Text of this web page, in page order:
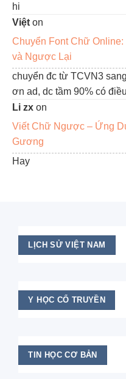
hi
Việt on
Chuyển Font Chữ
và Ngược Lại
chuyển đc từ TCVN3
ơn ad, dc tầm 90% có
Li zx on
Viết Chữ Ngược – Ứng
Gương
Hay
LỊCH SỬ VIỆT NAM
Y HỌC CỔ TRUYỀN
TIN HỌC CƠ BẢN